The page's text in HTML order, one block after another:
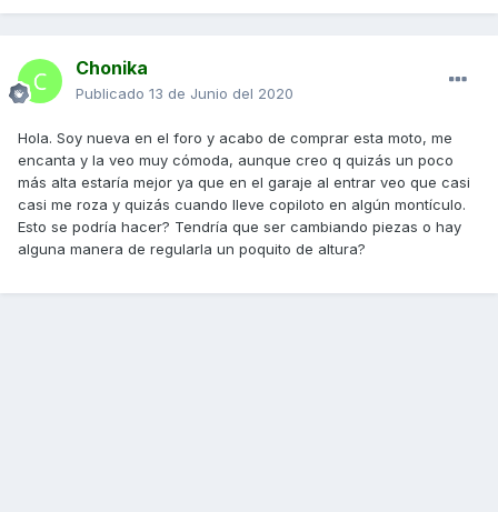
Chonika
Publicado 13 de Junio del 2020
Hola. Soy nueva en el foro y acabo de comprar esta moto, me
encanta y la veo muy cómoda, aunque creo q quizás un poco
más alta estaría mejor ya que en el garaje al entrar veo que casi
casi me roza y quizás cuando lleve copiloto en algún montículo.
Esto se podría hacer? Tendría que ser cambiando piezas o hay
alguna manera de regularla un poquito de altura?